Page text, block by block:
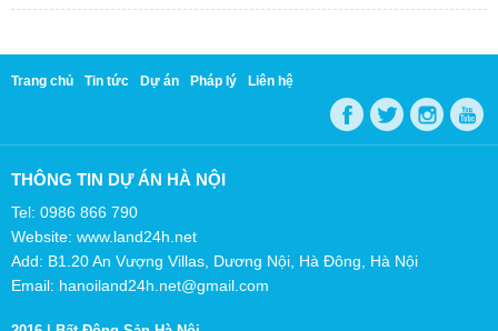
Trang chủ Tin tức Dự án Pháp lý Liên hệ
THÔNG TIN DỰ ÁN HÀ NỘI
Tel: 0986 866 790
Website: www.land24h.net
Add: B1.20 An Vượng Villas, Dương Nội, Hà Đông, Hà Nội
Email: hanoiland24h.net@gmail.com